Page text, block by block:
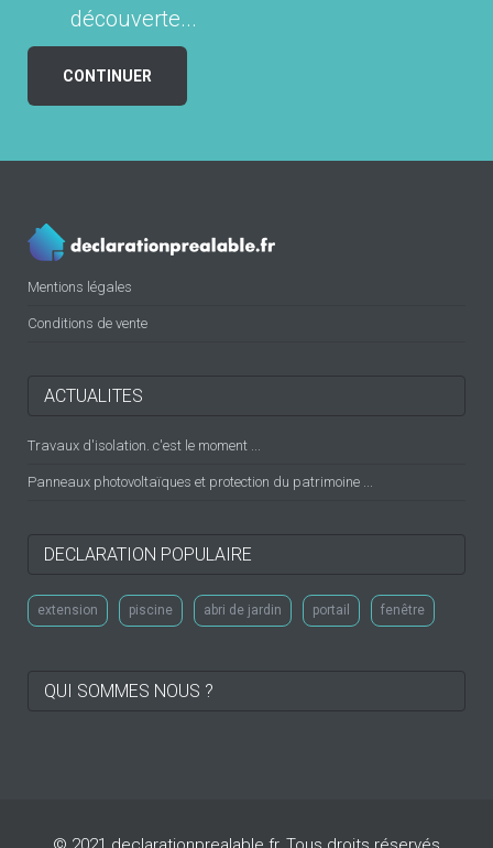
découverte...
CONTINUER
Mentions légales
Conditions de vente
ACTUALITES
Travaux d'isolation. c'est le moment ...
Panneaux photovoltaïques et protection du patrimoine ...
DECLARATION POPULAIRE
extension piscine abri de jardin portail fenêtre
QUI SOMMES NOUS ?